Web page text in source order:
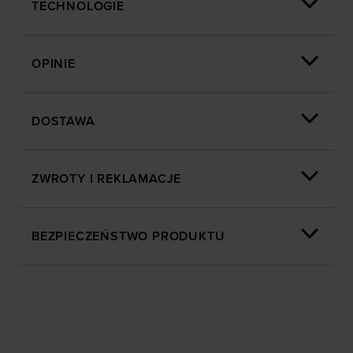
TECHNOLOGIE
OPINIE
DOSTAWA
ZWROTY I REKLAMACJE
BEZPIECZEŃSTWO PRODUKTU